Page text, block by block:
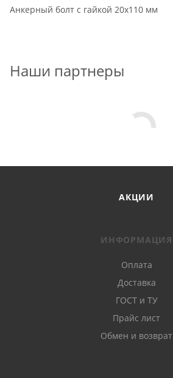
Анкерный болт с гайкой 20x110 мм
Наши партнеры
АКЦИИ
ИНФОРМАЦИЯ
Оплата
Доставка
ГОСТ и ТУ
Прайс лист
Обмен и возврат